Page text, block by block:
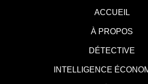
ACCUEIL
À PROPOS
DÉTECTIVE
INTELLIGENCE